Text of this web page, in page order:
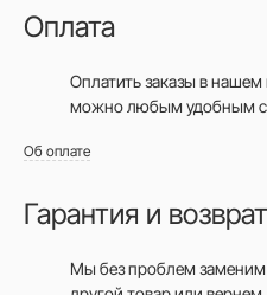
Оплата
Оплатить заказы в
можно любым удобным
Об оплате
Гарантия и возврат
Мы без проблем заменим